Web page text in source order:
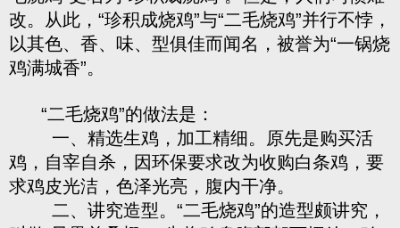
改。从此，“珍积成烧鸡”与“二毛烧鸡”并行不悖，
以其色、香、味、型俱佳而闻名，被誉为“一锅烧
鸡满城香”。
“二毛烧鸡”的做法是：
一、精选生鸡，加工精细。原先是购买活
鸡，自宰自杀，因环保要求改为收购白条鸡，要
求鸡皮光洁，色泽光亮，腹内干净。
二、讲究造型。“二毛烧鸡”的造型颇讲究，